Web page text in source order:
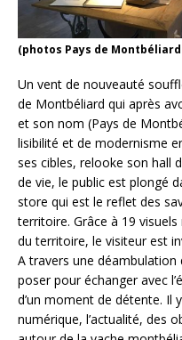
(photos Pays de
Un vent de nouveauté
de Montbéliard qui après
et son nom (Pays de
lisibilité et de modernisme
ses cibles, relooke son hall
de vie, le public est plongé
store qui est le reflet des
territoire. Grâce à 19
du territoire, le visiteur est
A travers une déambulation
poser pour échanger avec
d’un moment de détente. Il
numérique, l’actualité, des